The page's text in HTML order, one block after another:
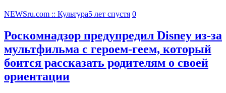
NEWSru.com :: Культура5 лет спустя 0
Роскомнадзор предупредил Disney из-за
мультфильма c героем-геем, который
боится рассказать родителям о своей
ориентации